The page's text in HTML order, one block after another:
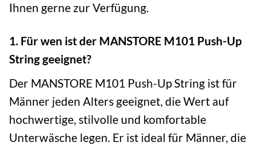
Ihnen gerne zur Verfügung.
1. Für wen ist der MANSTORE M101 Push-Up
String geeignet?
Der MANSTORE M101 Push-Up String ist für
Männer jeden Alters geeignet, die Wert auf
hochwertige, stilvolle und komfortable
Unterwäsche legen. Er ist ideal für Männer, die